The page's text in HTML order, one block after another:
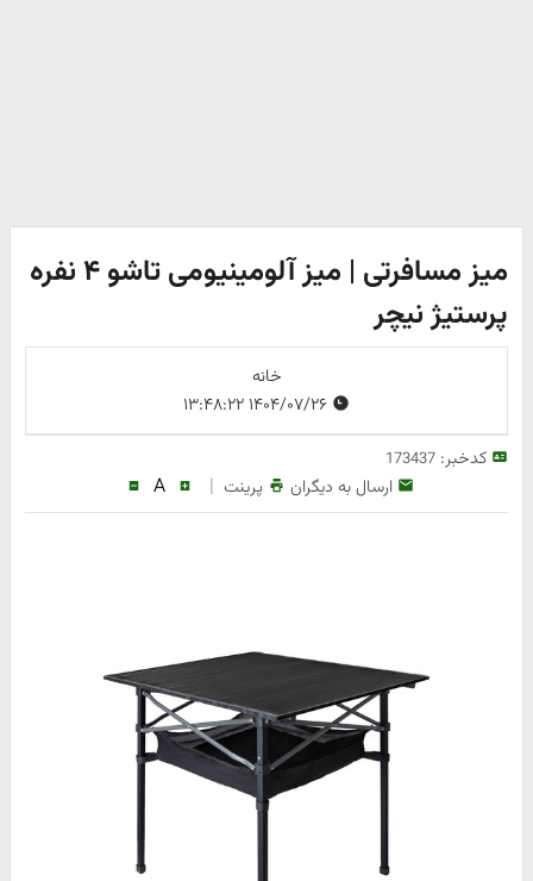
میز مسافرتی | میز آلومینیومی تاشو ۴ نفره
پرستیژ نیچر
خانه
کدخبر:173437
ارسال به دیگران پرینت |
A